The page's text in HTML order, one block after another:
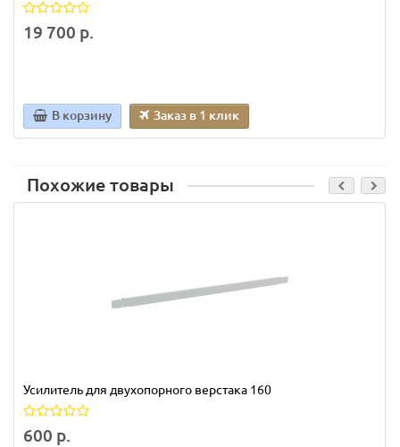
19 700 р.
В корзину Заказ в 1 клик
Похожие товары
Усилитель для двухопорного верстака 160
600 р.